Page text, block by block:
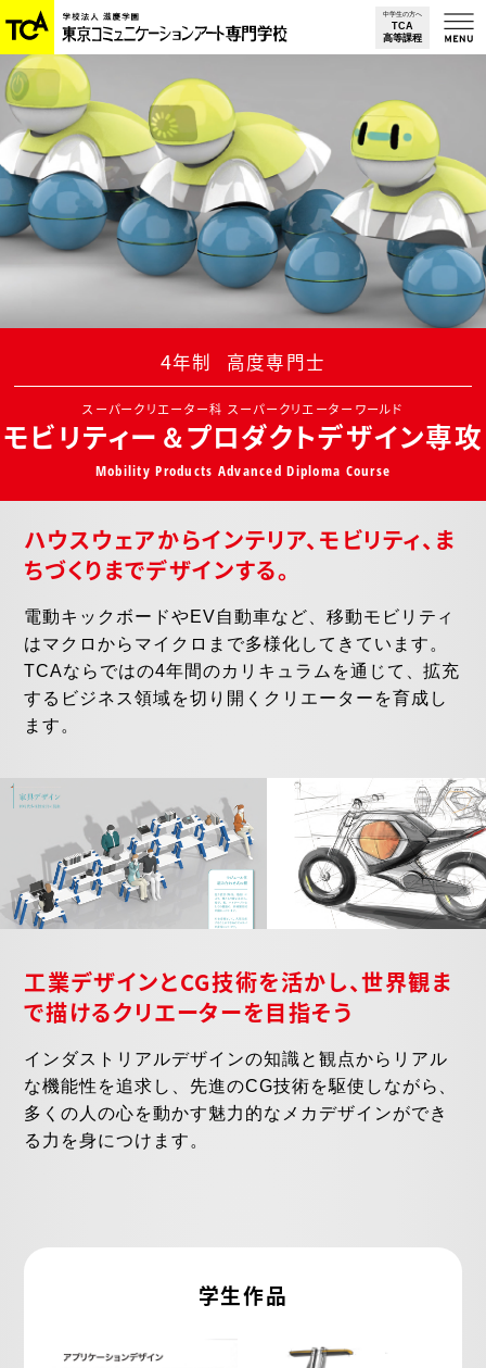
中学生の方へ
TCA
高等課程
4年制 高度専門士
スーパークリエーター科 スーパークリエーターワールド
モビリティー＆プロダクトデザイン専攻
Mobility Products Advanced Diploma Course
ハウスウェアからインテリア、モビリティ、 ま
ちづくりまでデザインする。
電動キックボードやEV自動車など、移動モビリティ
はマクロからマイクロまで多様化してきています。
TCAならではの4年間のカリキュラムを通じて、拡充
するビジネス領域を切り開くクリエーターを育成し
ます。
工業デザインとCG技術を活かし、世界観ま
で描けるクリエーターを目指そう
インダストリアルデザインの知識と観点からリアル
な機能性を追求し、先進のCG技術を駆使しながら、
多くの人の心を動かす魅力的なメカデザインができ
る力を身につけます。
学生作品